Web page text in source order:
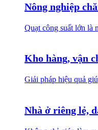
Nông nghiệp
Quạt công suất lớn là
Kho hàng, vận
Giải pháp hiệu quả
Nhà ở riêng lẻ,